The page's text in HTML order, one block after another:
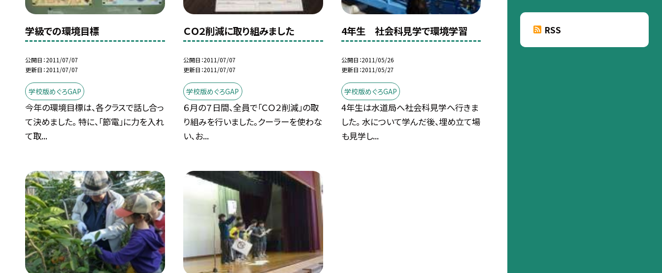
学級での環境目標
公開日 2011/07/07
更新日 2011/07/07
学校版めぐろGAP
今年の環境目標は、各クラスで話し合っ
て決めました。 特に、「節電」に力を入れ
て取...
ＣＯ２削減に取り組みました
公開日 2011/07/07
更新日 2011/07/07
学校版めぐろGAP
６月の７日間、全員で「ＣＯ２削減」の取
り組みを行いました。クーラーを使わな
い、お...
4年生 社会科見学で環境学習
公開日 2011/05/26
更新日 2011/05/27
学校版めぐろGAP
4年生は水道局へ社会科見学へ行きま
した。 水について学んだ後、埋め立て場
も見学し...
RSS